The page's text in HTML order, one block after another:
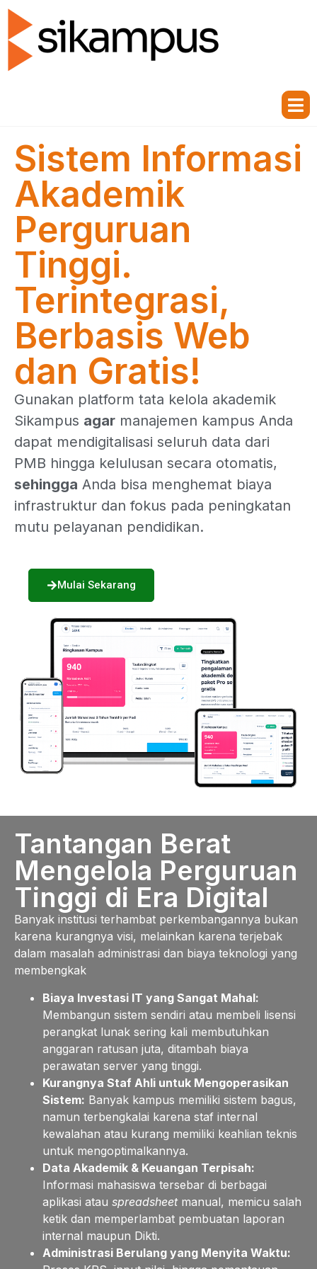
Sistem Informasi
Akademik
Perguruan
Tinggi.
Terintegrasi,
Berbasis Web
dan Gratis!
Gunakan platform tata kelola akademik
Sikampus agar manajemen kampus Anda
dapat mendigitalisasi seluruh data dari
PMB hingga kelulusan secara otomatis,
sehingga Anda bisa menghemat biaya
infrastruktur dan fokus pada peningkatan
mutu pelayanan pendidikan.
Mulai Sekarang
Tantangan Berat
Mengelola Perguruan
Tinggi di Era Digital
Banyak institusi terhambat perkembangannya bukan
karena kurangnya visi, melainkan karena terjebak
dalam masalah administrasi dan biaya teknologi yang
membengkak
Biaya Investasi IT yang Sangat Mahal:
Membangun sistem sendiri atau membeli lisensi
perangkat lunak sering kali membutuhkan
anggaran ratusan juta, ditambah biaya
perawatan server yang tinggi.
Kurangnya Staf Ahli untuk Mengoperasikan
Sistem: Banyak kampus memiliki sistem bagus,
namun terbengkalai karena staf internal
kewalahan atau kurang memiliki keahlian teknis
untuk mengoptimalkannya.
Data Akademik & Keuangan Terpisah:
Informasi mahasiswa tersebar di berbagai
aplikasi atau spreadsheetmanual, memicu salah
ketik dan memperlambat pembuatan laporan
internal maupun Dikti.
Administrasi Berulang yang Menyita Waktu: